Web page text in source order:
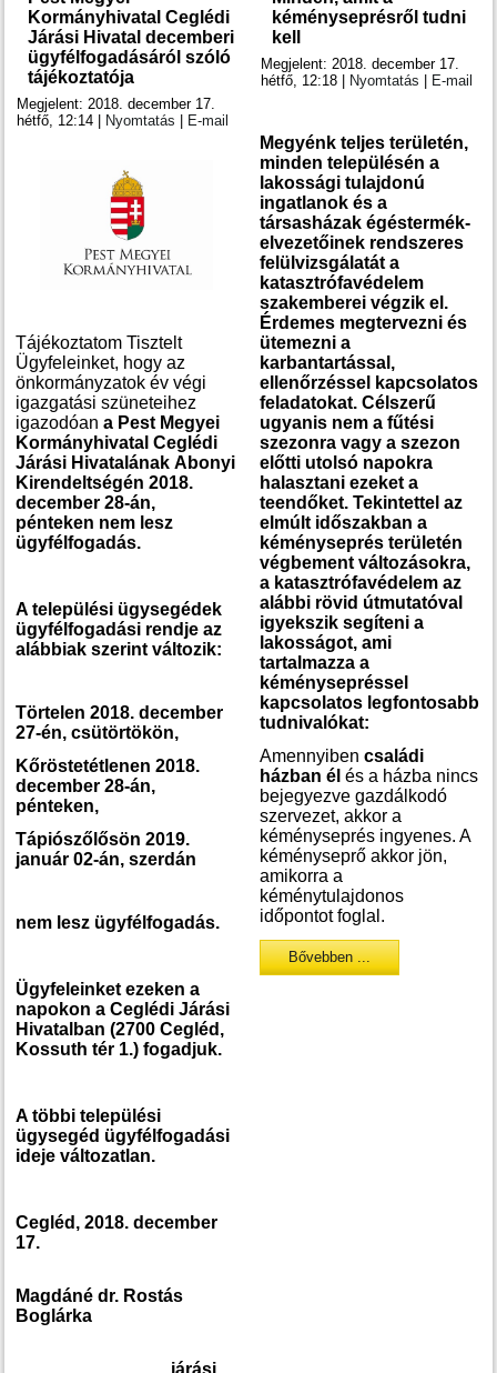
Kormányhivatal Ceglédi
Járási Hivatal decemberi
ügyfélfogadásáról szóló
tájékoztatója
Megjelent: 2018. december 17.
hétfő, 12:14
Nyomtatás E-mail
Tájékoztatom Tisztelt
Ügyfeleinket, hogy az
önkormányzatok év végi
igazgatási szüneteihez
igazodóana Pest Megyei
Kormányhivatal Ceglédi
Járási HivatalánakAbonyi
Kirendeltségén 2018.
december 28-án,
pénteken nem lesz
ügyfélfogadás.
A települési ügysegédek
ügyfélfogadási rendjeaz
alábbiak szerint változik:
Törtelen 2018. december
27-én, csütörtökön,
Kőröstetétlenen 2018.
december 28-án,
pénteken,
Tápiószőlősön 2019.
január 02-án, szerdán
nem lesz ügyfélfogadás.
Ügyfeleinket ezeken a
napokon a Ceglédi Járási
Hivatalban (2700 Cegléd,
Kossuth tér 1.) fogadjuk.
A többi települési
ügysegéd ügyfélfogadási
ideje változatlan.
Cegléd, 2018. december
17.
Magdáné dr. Rostás
Boglárka
járási
kéményseprésről tudni
kell
Megjelent: 2018. december 17.
hétfő, 12:18| Nyomtatás E-mail
Megyénk teljes területén,
minden településén a
lakossági tulajdonú
ingatlanok és a
társasházak égéstermék-
elvezetőinek rendszeres
felülvizsgálatát a
katasztrófavédelem
szakemberei végzik el.
Érdemes megtervezni és
ütemezni a
karbantartással,
ellenőrzéssel kapcsolatos
feladatokat. Célszerű
ugyanis nem a fűtési
szezonra vagy a szezon
előtti utolsó napokra
halasztani ezeket a
teendőket. Tekintettel az
elmúlt időszakban a
kéményseprés területén
végbement változásokra,
a katasztrófavédelem az
alábbi rövid útmutatóval
igyekszik segíteni a
lakosságot, ami
tartalmazza a
kéménysepréssel
kapcsolatos legfontosabb
tudnivalókat:
Amennyiben családi
házban él és a házba nincs
bejegyezve gazdálkodó
szervezet, akkor a
kéményseprés ingyenes. A
kéményseprő akkor jön,
amikorra a
kéménytulajdonos
időpontot foglal.
Bővebben ...